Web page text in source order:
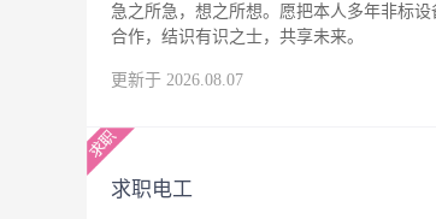
急之所急，想之所想。愿把本人多年非标
合作，结识有识之士，共享未来。
更新于 2026.08.07
求职电工